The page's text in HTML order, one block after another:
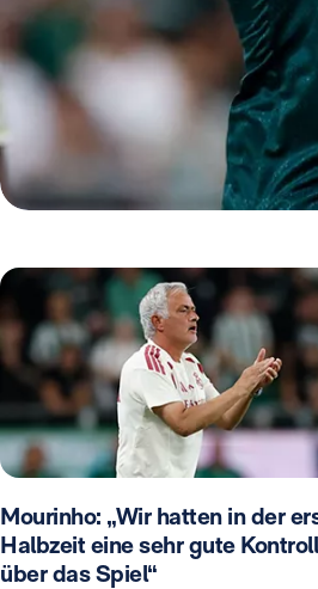
Mourinho: „Wir hatten in der
Halbzeit eine sehr gute
über das Spiel“